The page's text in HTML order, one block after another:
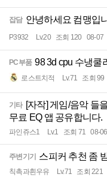
잡담 안녕하세요 컴맹입
P3932 Lv.20 조회 120 08-07
PC부품 98 3d cpu 수냉쿨
로스트치적 Lv.71 조회 99
기타 [자작] 게임/음악 들
무료 EQ 앱 공유합니다.
파인쥬스1 Lv.1 조회 71 08-06
주변기기 스피커 추천 좀
칙촉과흰우유 Lv.71 조회 221